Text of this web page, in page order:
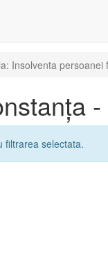
Insolventa persoanei
filtrarea selectata.